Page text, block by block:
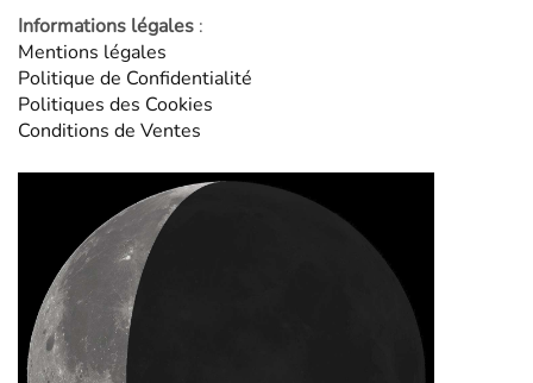
Informations légales :
Mentions légales
Politique de Confidentialité
Politiques des Cookies
Conditions de Ventes